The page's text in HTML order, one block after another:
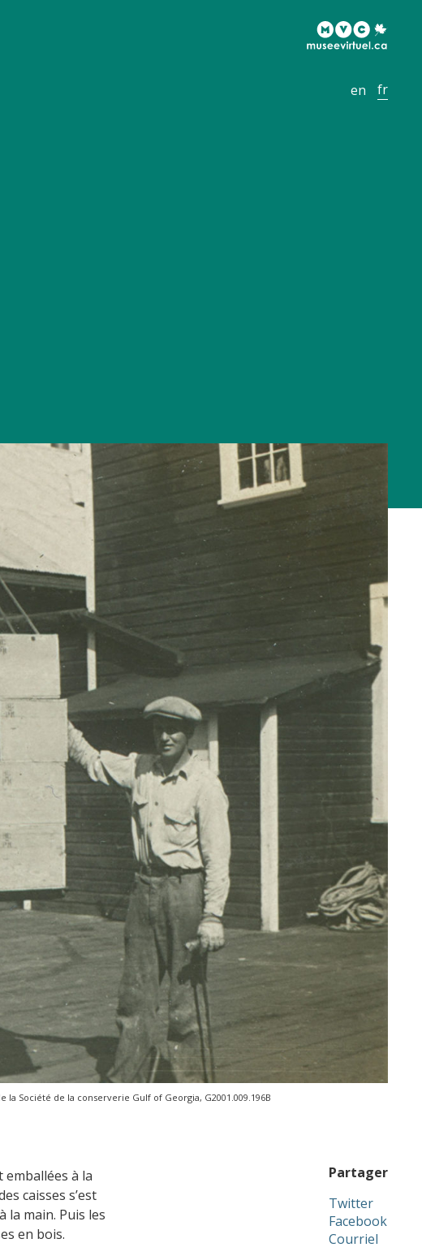
Société de la conserverie Gulf of Georgia, G2001.009.196B
emballées à la
caisses s’est
la main. Puis les
en bois.
Partager
Twitter
Facebook
Courriel